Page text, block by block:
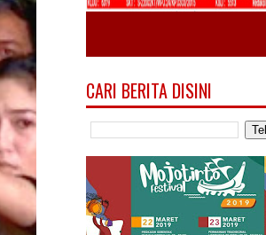
CARI BERITA DISINI